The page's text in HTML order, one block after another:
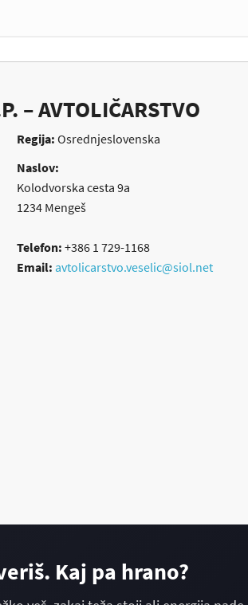
– AVTOLIČARSTVO
Regija: Osrednjeslovenska
Naslov:
Kolodvorska cesta 9a
1234 Mengeš
Telefon: +386 1 729-1168
Email: avtolicarstvo.veselic@siol.net
Kaj pa hrano?